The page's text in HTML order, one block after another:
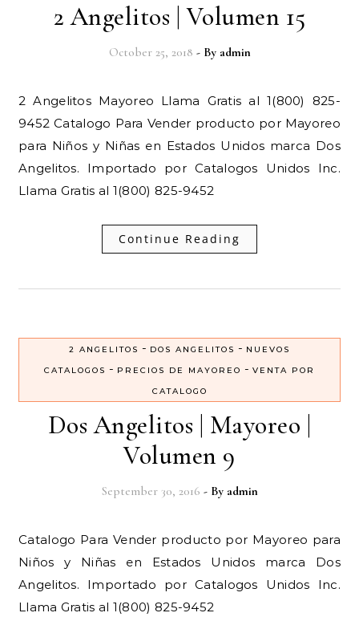
2 Angelitos | Volumen 15
October 25, 2018 - By admin
2 Angelitos Mayoreo Llama Gratis al 1(800) 825-
9452 Catalogo Para Vender producto por Mayoreo
para Niños y Niñas en Estados Unidos marca Dos
Angelitos. Importado por Catalogos Unidos Inc.
Llama Gratis al 1(800) 825-9452
Continue Reading
2 ANGELITOS - DOS ANGELITOS - NUEVOS
CATALOGOS - PRECIOS DE MAYOREO - VENTA POR
CATALOGO
Dos Angelitos | Mayoreo |
Volumen 9
September 30, 2016 - By admin
Catalogo Para Vender producto por Mayoreo para
Niños y Niñas en Estados Unidos marca Dos
Angelitos. Importado por Catalogos Unidos Inc.
Llama Gratis al 1(800) 825-9452